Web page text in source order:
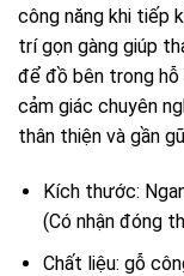
công năng khi tiếp
trí gọn gàng giúp
để đồ bên trong
cảm giác chuyên
thân thiện và gần
Kích thước:
(Có nhận đóng
Chất liệu: gỗ